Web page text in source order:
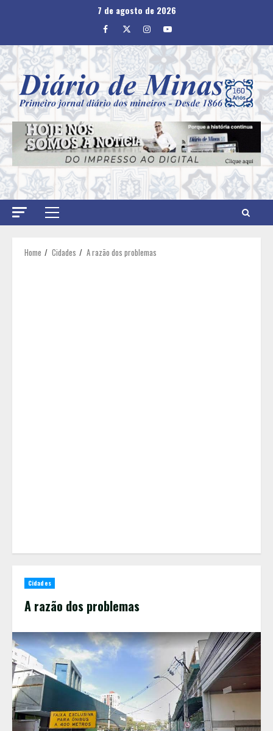
7 de agosto de 2026
Facebook
TwitterInstagram
Youtube
Primary
Home Cidades A razão dos problemas
Cidades
A razão dos problemas